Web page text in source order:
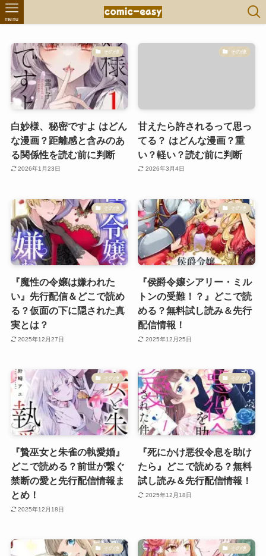
menu
その他
白妙様、秘密ですよ はどん
な漫画？距離感と含みのあ
る関係性を読む前に判断
2026年1月23日
その他
甘えたら許されるって思っ
てる？ はどんな漫画？重
い？軽い？読む前に判断
2026年3月4日
その他
『魔性の令嬢は嫌われた
い』先行配信＆どこで読め
る？仮面の下に隠された真
実とは？
2025年12月27日
その他
『侯爵令嬢シアリー・ミル
トンの受難！？』どこで読
める？無料試し読み＆先行
配信情報！
2025年12月25日
その他
『贄巫女と朱雀の執愛婚』
どこで読める？前世が繋ぐ
禁断の愛と先行配信情報ま
とめ！
2025年12月18日
その他
『死にかけ悪役令息を助け
たら』どこで読める？無料
試し読み＆先行配信情報！
2025年12月18日
その他 その他